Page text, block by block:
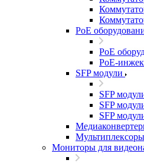
PoE
PoE
PoE-
SFP модули
SFP
SFP
SFP
Мультиплексоры
Мониторы для